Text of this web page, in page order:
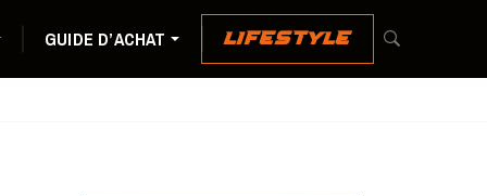
GUIDE D’ACHAT LIFESTYLE